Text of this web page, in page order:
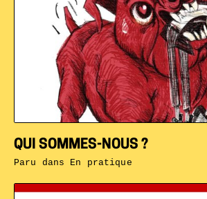
QUI SOMMES-NOUS ?
Paru dans En pratique